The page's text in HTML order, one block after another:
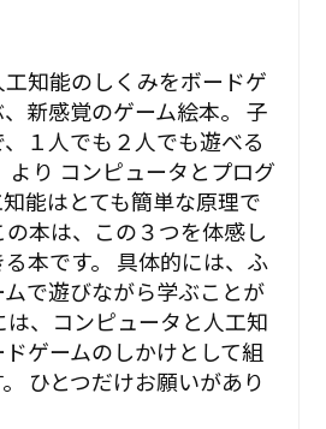
知能のしくみをボードゲ
新感覚のゲーム絵本。 子
１人でも２人でも遊べる
より コンピュータとプログ
能はとても簡単な原理で
の本は、この３つを体感し
本です。 具体的には、ふ
で遊びながら学ぶことが
は、コンピュータと人工知
ゲームのしかけとして組
ひとつだけお願いがあり